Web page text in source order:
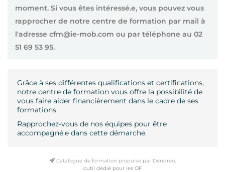
moment. Si vous êtes intéressé.e, vous pouvez vous
rapprocher de notre centre de formation par mail à
l'adresse cfm@ie-mob.com ou par téléphone au 02
51 69 53 95.
Grâce à ses différentes qualifications et certifications,
notre centre de formation vous offre la possibilité de
vous faire aider financièrement dans le cadre de ses
formations.
Rapprochez-vous de nos équipes pour être
accompagné.e dans cette démarche.
Catalogue de formation propulsé par Dendreo,
outil dédié pour les OF